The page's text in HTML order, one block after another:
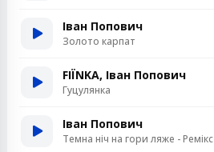
Іван Попович
Золото карпат
FIЇNKA, Іван Попович
Гуцулянка
Іван Попович
Темна ніч на гори ляже - Ремікс